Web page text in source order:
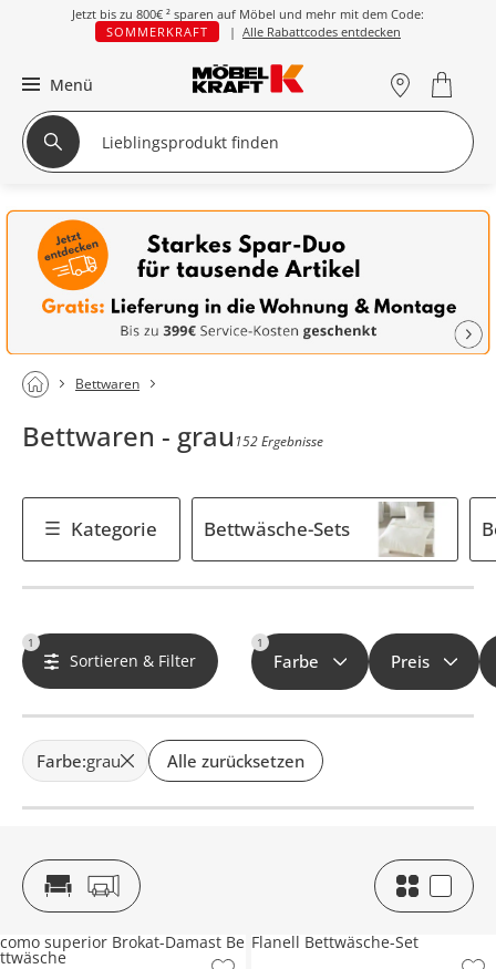
Jetzt bis zu 800€ ² sparen auf Möbel und mehr mit dem Code:
SOMMERKRAFT
| Alle Rabattcodes entdecken
Menü
Bettwaren
Bettwaren - grau 152 Ergebnisse
Kategorie Bettwäsche-Sets
1
Sortieren & Filter
1
Farbe Preis
Farbe:grau Alle zurücksetzen
como superior Brokat-Damast Be
ttwäsche
Flanell Bettwäsche-Set